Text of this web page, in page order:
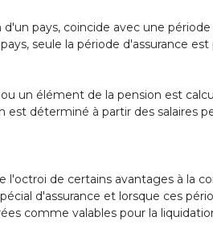
pays, coincide avec une
seule la période d'assurance
un élément de la pension est
déterminé à partir des salaires
de certains avantages à la
d'assurance et lorsque ces
comme valables pour la